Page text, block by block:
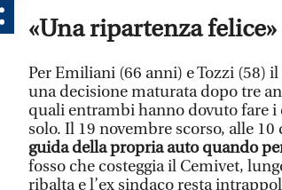
«Una ripartenza felice»
Per Emiliani (66 anni) e Tozzi (58)
una decisione maturata dopo tre
quali entrambi hanno dovuto fare
solo. Il 19 novembre scorso, alle
guida della propria auto quando
fosso che costeggia il Cemivet,
ribalta e l’ex sindaco resta